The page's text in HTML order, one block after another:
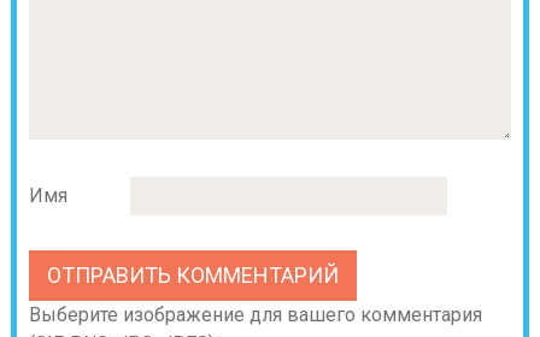
Имя
Выберите изображение для вашего комментария